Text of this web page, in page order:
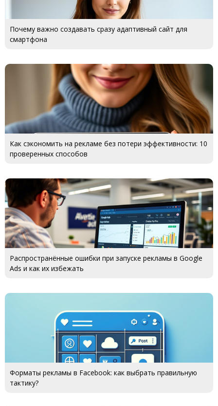
Почему важно создавать сразу адаптивный сайт для
смартфона
Как сэкономить на рекламе без потери эффективности: 10
проверенных способов
Распространённые ошибки при запуске рекламы в Google
Ads и как их избежать
Форматы рекламы в Facebook: как выбрать правильную
тактику?